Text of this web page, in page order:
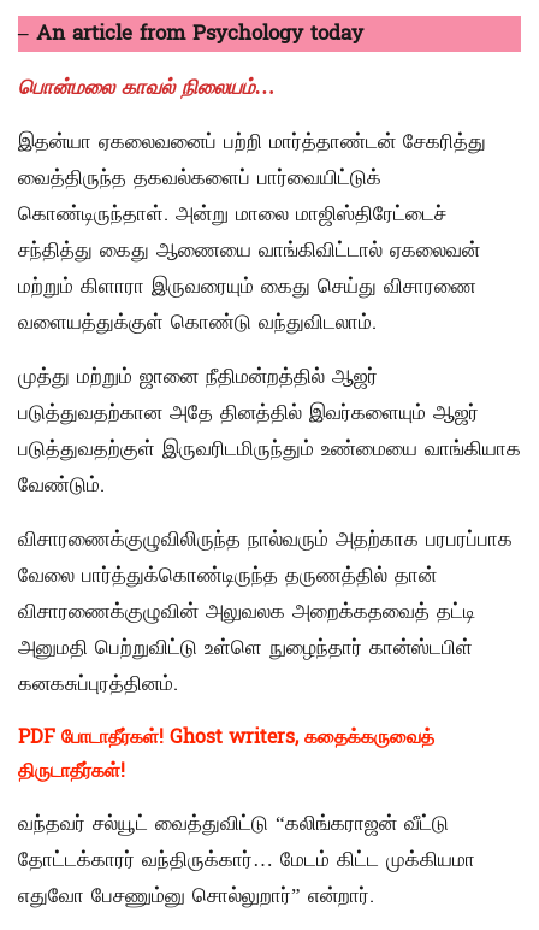
– An article from Psychology today
பொன்மலை காவல் நிலையம்…
இதன்யா ஏகலைவனைப் பற்றி மார்த்தாண்டன் சேகரித்து
வைத்திருந்த தகவல்களைப் பார்வையிட்டுக்
கொண்டிருந்தாள். அன்று மாலை மாஜிஸ்திரேட்டைச்
சந்தித்து கைது ஆணையை வாங்கிவிட்டால் ஏகலைவன்
மற்றும் கிளாரா இருவரையும் கைது செய்து விசாரணை
வளையத்துக்குள் கொண்டு வந்துவிடலாம்.
முத்து மற்றும் ஜானை நீதிமன்றத்தில் ஆஜர்
படுத்துவதற்கான அதே தினத்தில் இவர்களையும் ஆஜர்
படுத்துவதற்குள் இருவரிடமிருந்தும் உண்மையை வாங்கியாக
வேண்டும்.
விசாரணைக்குழுவிலிருந்த நால்வரும் அதற்காக பரபரப்பாக
வேலை பார்த்துக்கொண்டிருந்த தருணத்தில் தான்
விசாரணைக்குழுவின் அலுவலக அறைக்கதவைத் தட்டி
அனுமதி பெற்றுவிட்டு உள்ளெ நுழைந்தார் கான்ஸ்டபிள்
கனகசுப்புரத்தினம்.
PDF போடாதீர்கள்! Ghost writers, கதைக்கருவைத்
திருடாதீர்கள்!
வந்தவர் சல்யூட் வைத்துவிட்டு “கலிங்கராஜன் வீட்டு
தோட்டக்காரர் வந்திருக்கார்… மேடம் கிட்ட முக்கியமா
எதுவோ பேசணும்னு சொல்லுறார்” என்றார்.